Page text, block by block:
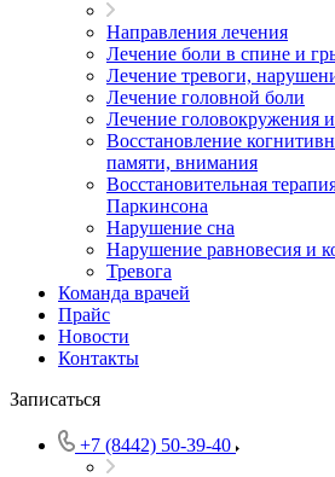
Направления лечения
Лечение боли в спине и
Лечение тревоги,
Лечение головной боли
Лечение головокружения
Восстановление
памяти, внимания
Восстановительная
Паркинсона
Нарушение сна
Нарушение равновесия и
Тревога
Команда врачей
Прайс
Новости
Контакты
Записаться
+7 (8442) 50-39-40